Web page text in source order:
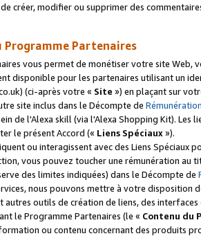
créer, modifier ou supprimer des
Programme Partenaires
vous permet de monétiser votre site Web,
disponible pour les partenaires utilisant un
(ci-après votre « Site ») en plaçant sur
site inclus dans le Décompte de
de l'Alexa skill (via l'Alexa Shopping Kit).
le présent Accord (« Liens Spéciaux»).
ou interagissent avec des Liens Spéciaux
vous pouvez toucher une rémunération
des limites indiquées) dans le Décompte de
nous pouvons mettre à votre disposition
autres outils de création de liens, des
le Programme Partenaires (le « Contenu du
ou contenu concernant des produits